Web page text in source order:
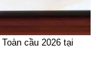
cầu 2026 tại